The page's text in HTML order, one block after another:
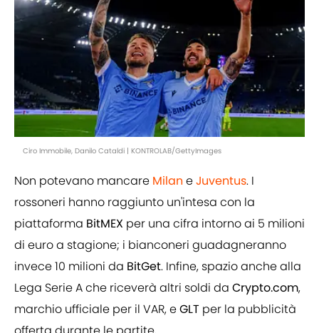
Ciro Immobile, Danilo Cataldi | KONTROLAB/GettyImages
Non potevano mancare Milan eJuventus. I
rossoneri hanno raggiunto un'intesa con la
piattaforma BitMEX per una cifra intorno ai 5 milioni
di euro a stagione; i bianconeri guadagneranno
invece 10 milioni da BitGet. Infine, spazio anche alla
Lega Serie A che riceverà altri soldi da Crypto.com,
marchio ufficiale per il VAR, eGLT per la pubblicità